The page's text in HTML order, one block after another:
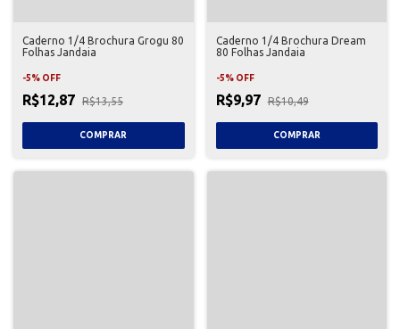
Caderno 1/4 Brochura Grogu 80
Folhas Jandaia
-5% OFF
R$12,87 R$13,55
Caderno 1/4 Brochura Dream
80 Folhas Jandaia
-5% OFF
R$9,97 R$10,49